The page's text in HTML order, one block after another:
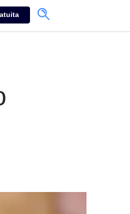
Consulta gratuita